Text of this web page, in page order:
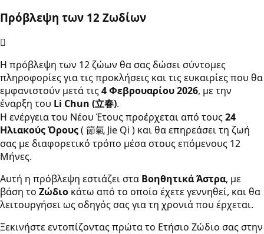
Πρόβλεψη των 12 Ζωδίων
Η πρόβλεψη των 12 ζώων θα σας δώσει σύντομες
πληροφορίες για τις προκλήσεις και τις ευκαιρίες που θα
εμφανιστούν μετά τις4 Φεβρουαρίου 2026, με την
έναρξη του Li Chun (立春).
Η ενέργεια του Νέου Έτους προέρχεται από τους24
Ηλιακούς Όρους( 節氣 Jie Qi ) και θα επηρεάσει τη ζωή
σας με διαφορετικό τρόπο μέσα στους επόμενους 12
Μήνες.
Αυτή η πρόβλεψη εστιάζει στα Bοηθητικά Άστρα, με
βάση το Ζώδιο κάτω από το οποίο έχετε γεννηθεί, και θα
λειτουργήσει ως οδηγός σας για τη χρονιά που έρχεται.
Ξεκινήστε εντοπίζοντας πρώτα το Ετήσιο Zώδιο σας στην